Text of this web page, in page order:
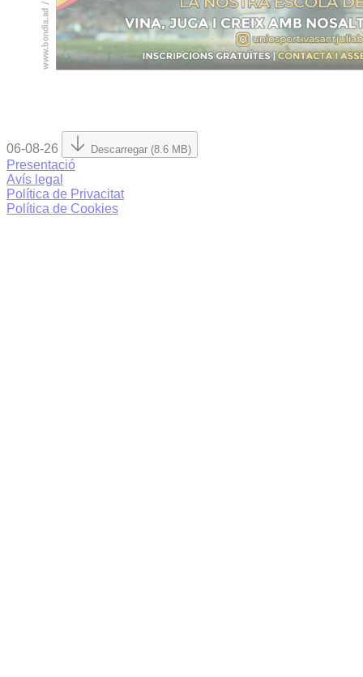
06-08-26 Descarregar (8.6 MB)
Presentació
Avís legal
Política de Privacitat
Política de Cookies